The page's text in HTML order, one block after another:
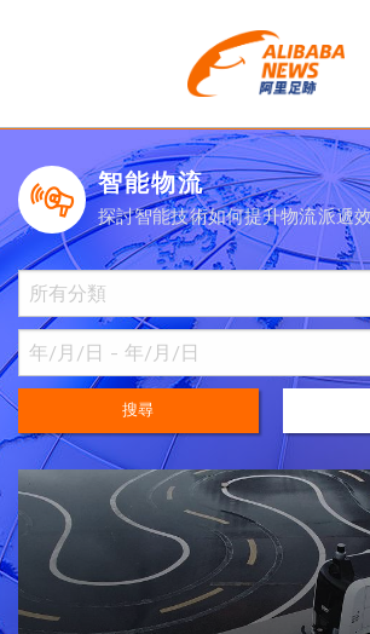
智能物流
探討智能技術如何提升物流派遞
搜尋